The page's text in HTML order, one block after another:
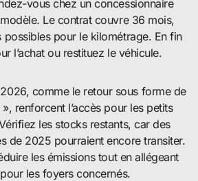
vous chez un concessionnaire
Le contrat couvre 36 mois,
possibles pour le kilométrage. En fin
l’achat ou restituez le véhicule.
comme le retour sous forme de
renforcent l’accès pour les petits
les stocks restants, car des
de 2025 pourraient encore transiter.
les émissions tout en allégeant
les foyers concernés.